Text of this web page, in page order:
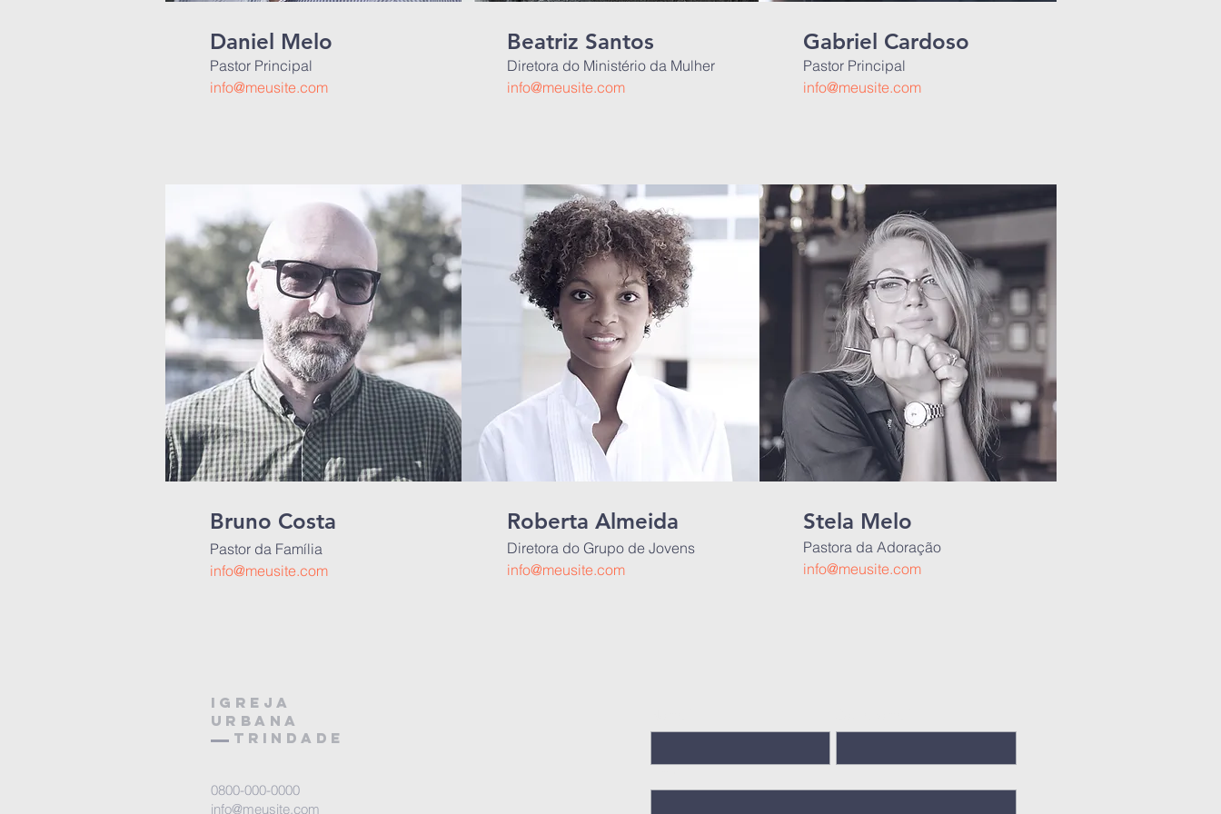
Daniel Melo
Pastor Principal
info@meusite.com
Beatriz Santos
Diretora do Ministério da Mulher
info@meusite.com
Gabriel Cardoso
Pastor Principal
info@meusite.com
Bruno Costa
Pastor da Família
info@meusite.com
Roberta Almeida
Diretora do Grupo de Jovens
info@meusite.com
Stela Melo
Pastora da Adoração
info@meusite.com
Igreja
URBANA
TRINDADE
0800-000-0000
info@meusite.com